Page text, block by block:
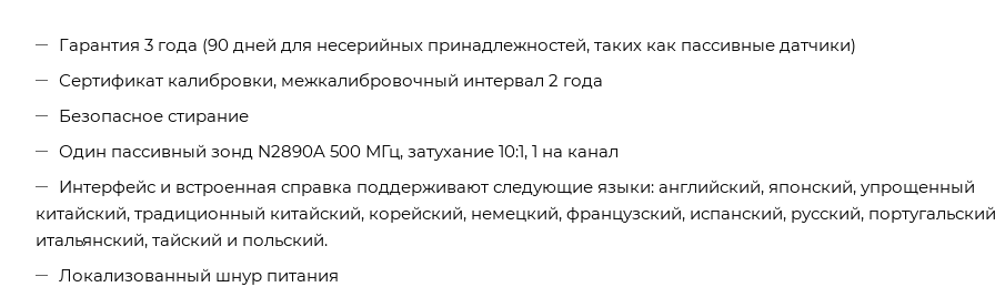
Гарантия 3 года (90 дней для несерийных принадлежностей, таких как пассивные датчики)
Сертификат калибровки, межкалибровочный интервал 2 года
Безопасное стирание
Один пассивный зонд N2890A 500 МГц, затухание 10:1, 1 на канал
Интерфейс и встроенная справка поддерживают следующие языки: английский, японский, упрощенный
китайский, традиционный китайский, корейский, немецкий, французский, испанский, русский,
итальянский, тайский и польский.
Локализованный шнур питания